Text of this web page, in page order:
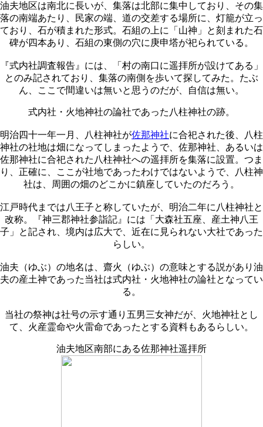
油夫地区は南北に長いが、集落は北部に集中しており、その集
落の南端あたり、民家の端、道の交差する場所に、灯籠が立っ
ており、石が積まれた形式。石組の上に「山神」と刻まれた石
碑が四本あり、石組の東側の穴に庚申塔が祀られている。
『式内社調査報告』には、「村の南口に遥拝所が設けてある」
とのみ記されており、集落の南側を歩いて探してみた。たぶ
ん、ここで間違いは無いと思うのだが、自信は無い。
式内社・火地神社の論社であった八柱神社の跡。
明治四十一年一月、八柱神社が佐那神社に合祀された後、八柱
神社の社地は畑になってしまったようで、佐那神社、あるいは
佐那神社に合祀された八柱神社への遥拝所を集落に設置。つま
り、正確に、ここが社地であったわけではないようで、八柱神
社は、周囲の畑のどこかに鎮座していたのだろう。
江戸時代までは八王子と称していたが、明治二年に八柱神社と
改称。『神三郡神社参詣記』には「大森社五座、産土神八王
子」と記され、境内は広大で、近在に見られない大社であった
らしい。
油夫（ゆぶ）の地名は、齋火（ゆぶ）の意味とする説があり油
夫の産土神であった当社は式内社・火地神社の論社となってい
る。
当社の祭神は社号の示す通り五男三女神だが、火地神社とし
て、火産霊命や火雷命であったとする資料もあるらしい。
油夫地区南部にある佐那神社遥拝所